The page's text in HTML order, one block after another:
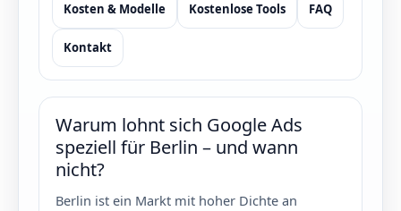
Kosten & Modelle Kostenlose Tools FAQ
Kontakt
Warum lohnt sich Google Ads
speziell für Berlin – und wann
nicht?
Berlin ist ein Markt mit hoher Dichte an